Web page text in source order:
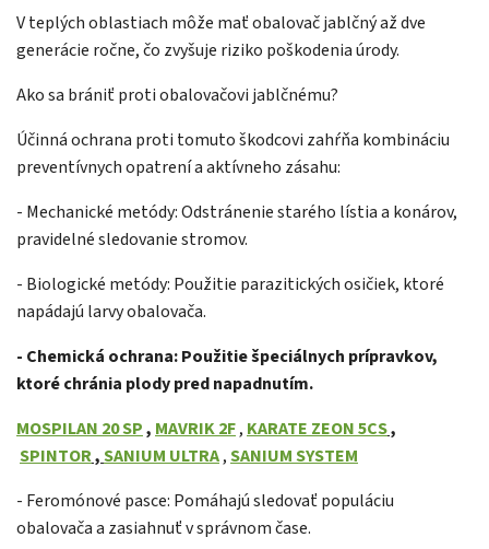
V teplých oblastiach môže mať obalovač jablčný až dve
generácie ročne, čo zvyšuje riziko poškodenia úrody.
Ako sa brániť proti obalovačovi jablčnému?
Účinná ochrana proti tomuto škodcovi zahŕňa kombináciu
preventívnych opatrení a aktívneho zásahu:
- Mechanické metódy: Odstránenie starého lístia a konárov,
pravidelné sledovanie stromov.
- Biologické metódy: Použitie parazitických osičiek, ktoré
napádajú larvy obalovača.
- Chemická ochrana: Použitie špeciálnych prípravkov,
ktoré chránia plody pred napadnutím.
MOSPILAN 20 SP, MAVRIK 2F, KARATE ZEON 5CS,
SPINTOR,SANIUM ULTRA,SANIUM SYSTEM
- Feromónové pasce: Pomáhajú sledovať populáciu
obalovača a zasiahnuť v správnom čase.